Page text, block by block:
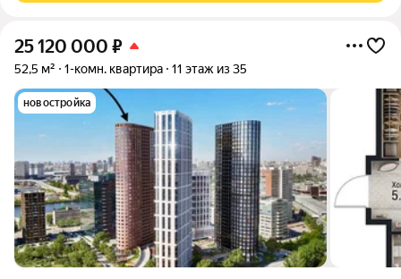
25 120 000 ₽
52,5 м² 1-комн. квартира 11 этаж из 35
новостройка